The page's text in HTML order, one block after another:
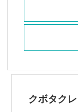
クボタク